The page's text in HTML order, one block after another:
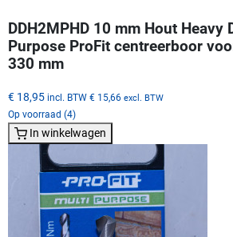
DDH2MPHD 10 mm Hout Heavy
Purpose ProFit centreerboor
330 mm
€ 18,95 incl. BTW € 15,66 excl. BTW
Op voorraad (4)
In winkelwagen